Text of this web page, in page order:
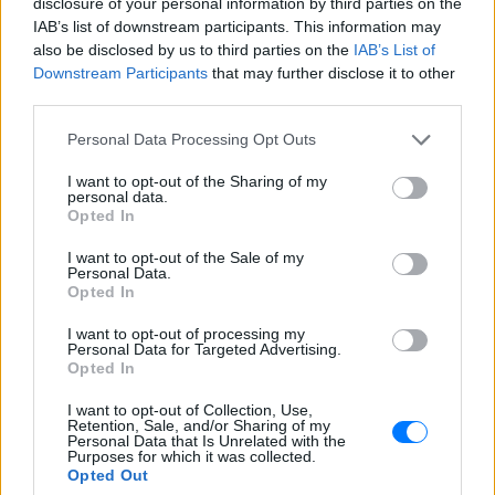
IAB’s list of downstream participants. This information may
also be disclosed by us to third parties on the IAB’s List of
Downstream Participants that may further disclose it to other
Personal Data Processing Opt Outs
I want to opt-out of the Sharing of my
personal data.
Opted In
I want to opt-out of the Sale of my
Personal Data.
Opted In
I want to opt-out of processing my
Personal Data for Targeted Advertising.
Opted In
I want to opt-out of Collection, Use,
Retention, Sale, and/or Sharing of my
Personal Data that Is Unrelated with the
Purposes for which it was collected.
Opted Out
ΔΕΙΤΕ ΕΠΙΣΗΣ
ΣΤΗΝ ΙΔΙΑ ΚΑΤΗΓΟΡΙΑ
Ο εκλεκτός του Τραμπ: Το
ηγεσία του MAGA
ΣΉΜΕΡΑ
Ο Ντόναλντ Τραμπ φέρεται να έδωσε